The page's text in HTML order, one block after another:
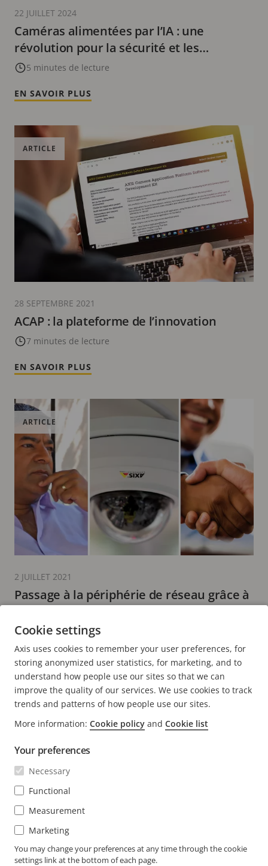
Caméras alimentées par l’IA : une
révolution pour la sécurité et les
performances de l’entreprise
5 minutes de lecture
22 JUILLET 2024
EN SAVOIR PLUS
ACAP : la plateforme de l’innovation
7 minutes de lecture
ARTICLE
28 SEPTEMBRE 2021
EN SAVOIR PLUS
Passage à la périphérie de réseau grâce à
donné vie à sa vision
9 minutes de lecture
ARTICLE
2 JUILLET 2021
EN SAVOIR PLUS
Nous contacter
Centre d'Expérience
ACTUALITÉS ET TÉMOIGNAGES
Engineering at Axis
S'ABONNER
S'abonner à la newsletter
Abonnez-vous aux e-mails de notification sur la
Cookie settings
Axis uses cookies to remember your user preferences, for
storing anonymized user statistics, for marketing, and to
understand how people use our sites so that we can
improve the quality of our services. We use cookies to track
trends and patterns of how people use our sites.
More information: Cookie policy and Cookie list
Your preferences
Necessary
Functional
Measurement
Marketing
You may change your preferences at any time through the cookie
settings link at the bottom of each page.